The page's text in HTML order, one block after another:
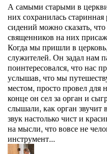
А самыми старыми в
них сохранилась старинная
сидений можно сказать,
священников на них
Когда мы пришли в
служителей. Он задал нам
поинтересовался, что нас
услышав, что мы
местом, просто провел для
конце он сел за орган и
слышали, как орган
звук настолько чист и
на мысли, что вовсе не
инструмент...